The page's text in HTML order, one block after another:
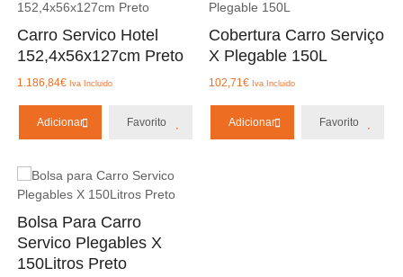
Carro Servico Hotel
152,4x56x127cm Preto
1.186,84€ Iva Incluido
Adicionar Favorito
Cobertura Carro Serviço
X Plegable 150L
102,71€ Iva Incluido
Adicionar Favorito
Bolsa Para Carro
Servico Plegables X
150Litros Preto